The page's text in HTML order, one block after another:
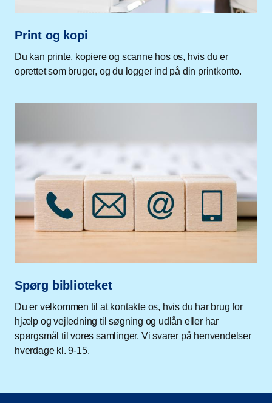
Print og kopi
Du kan printe, kopiere og scanne hos os, hvis du er
oprettet som bruger, og du logger ind på din printkonto.
Spørg biblioteket
Du er velkommen til at kontakte os, hvis du har brug for
hjælp og vejledning til søgning og udlån eller har
spørgsmål til vores samlinger. Vi svarer på henvendelser
hverdage kl. 9-15.